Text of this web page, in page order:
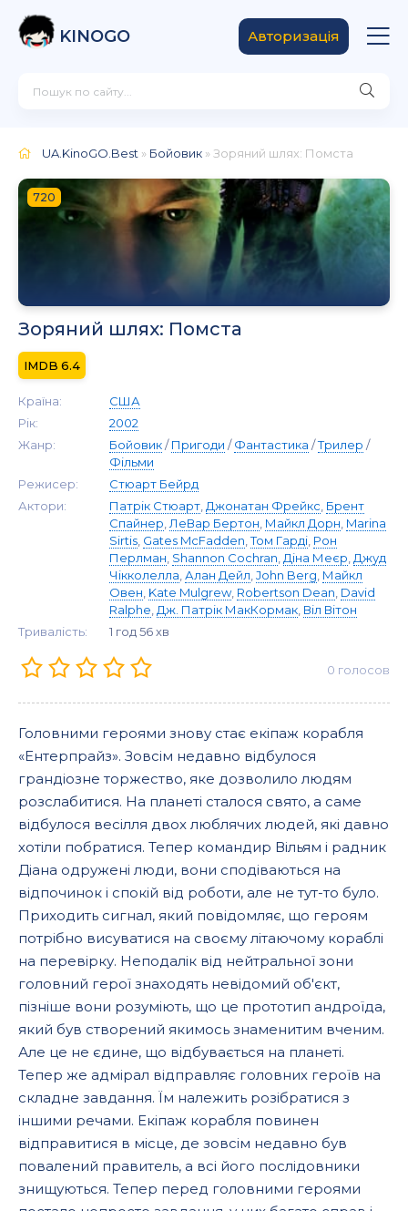
KINOGO Авторизація
UA.KinoGO.Best » Бойовик » Зоряний шлях: Помста
720
Зоряний шлях: Помста
6.4
Країна:
США
Рік:
2002
Жанр:
Бойовик/Пригоди /Фантастика /Трилер /
Фільми
Режисер:
Стюарт Бейрд
Актори:
Патрік Стюарт Джонатан Фрейкс Брент
Спайнер ЛеВар Бертон Майкл Дорн Marina
Sirtis Gates McFadden ,Том Гарді Рон
Перлман Shannon Cochran Діна Меєр Джуд
Чікколелла Алан Дейл John Berg Майкл
Овен Kate Mulgrew, Robertson Dean David
Ralphe Дж. Патрік МакКормак Віл Вітон
Тривалість:
1 год 56 хв
0 голосов
Головними героями знову стає екіпаж корабля
«Ентерпрайз». Зовсім недавно відбулося
грандіозне торжество, яке дозволило людям
розслабитися. На планеті сталося свято, а саме
відбулося весілля двох люблячих людей, які давно
хотіли побратися. Тепер командир Вільям і радник
Діана одружені люди, вони сподіваються на
відпочинок і спокій від роботи, але не тут-то було.
Приходить сигнал, який повідомляє, що героям
потрібно висуватися на своєму літаючому кораблі
на перевірку. Неподалік від нейтральної зони
головний герої знаходять невідомий об'єкт,
пізніше вони розуміють, що це прототип андроїда,
який був створений якимось знаменитим вченим.
Але це не єдине, що відбувається на планеті.
Тепер же адмірал відправляє головних героїв на
складне завдання. Їм належить розібратися з
іншими речами. Екіпаж корабля повинен
відправитися в місце, де зовсім недавно був
повалений правитель, а всі його послідовники
знищуються. Тепер перед головними героями